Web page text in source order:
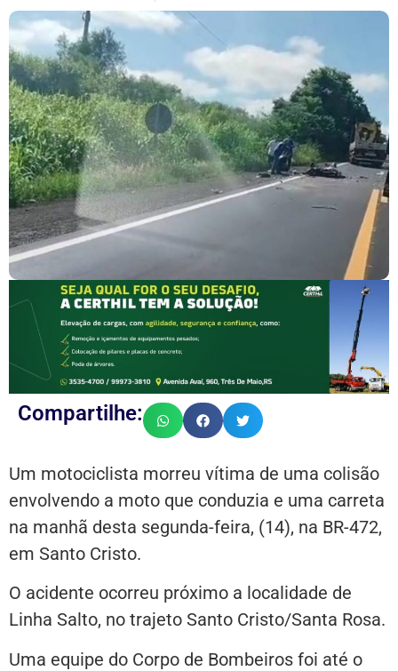
Compartilhe:
Um motociclista morreu vítima de uma colisão
envolvendo a moto que conduzia e uma carreta
na manhã desta segunda-feira, (14), na BR-472,
em Santo Cristo.
O acidente ocorreu próximo a localidade de
Linha Salto, no trajeto Santo Cristo/Santa Rosa.
Uma equipe do Corpo de Bombeiros foi até o